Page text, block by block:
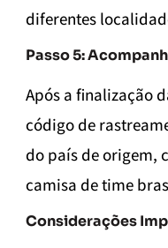
diferentes
Passo 5:
Após a finalização
código de
do país de origem,
camisa de time
Considerações